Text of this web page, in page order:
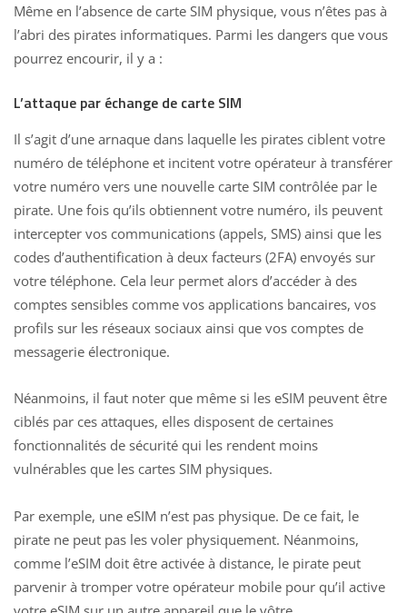
Même en l’absence de carte SIM physique, vous n’êtes pas à
l’abri des pirates informatiques. Parmi les dangers que vous
pourrez encourir, il y a :
L’attaque par échange de carte SIM
Il s’agit d’une arnaque dans laquelle les pirates ciblent votre
numéro de téléphone et incitent votre opérateur à transférer
votre numéro vers une nouvelle carte SIM contrôlée par le
pirate. Une fois qu’ils obtiennent votre numéro, ils peuvent
intercepter vos communications (appels, SMS) ainsi que les
codes d’authentification à deux facteurs (2FA) envoyés sur
votre téléphone. Cela leur permet alors d’accéder à des
comptes sensibles comme vos applications bancaires, vos
profils sur les réseaux sociaux ainsi que vos comptes de
messagerie électronique.
Néanmoins, il faut noter que même si les eSIM peuvent être
ciblés par ces attaques, elles disposent de certaines
fonctionnalités de sécurité qui les rendent moins
vulnérables que les cartes SIM physiques.
Par exemple, une eSIM n’est pas physique. De ce fait, le
pirate ne peut pas les voler physiquement. Néanmoins,
comme l’eSIM doit être activée à distance, le pirate peut
parvenir à tromper votre opérateur mobile pour qu’il active